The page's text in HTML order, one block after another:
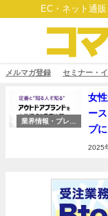
EC・ネット通
メルマガ登録 セミナー・
業界情報・プレス
女
ー
プに
2025